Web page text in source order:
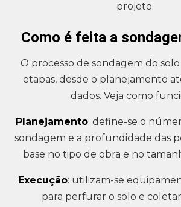
projeto.
Como é feita a
O processo de sondagem do
etapas, desde o planejamento
dados. Veja como
Planejamento: define-se o
sondagem e a profundidade das
base no tipo de obra e no
Execução: utilizam-se
para perfurar o solo e